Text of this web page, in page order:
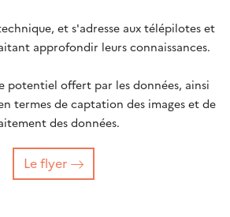
et s'adresse aux télépilotes et
approfondir leurs connaissances.
potentiel offert par les données, ainsi
termes de captation des images et de
des données.
Le flyer